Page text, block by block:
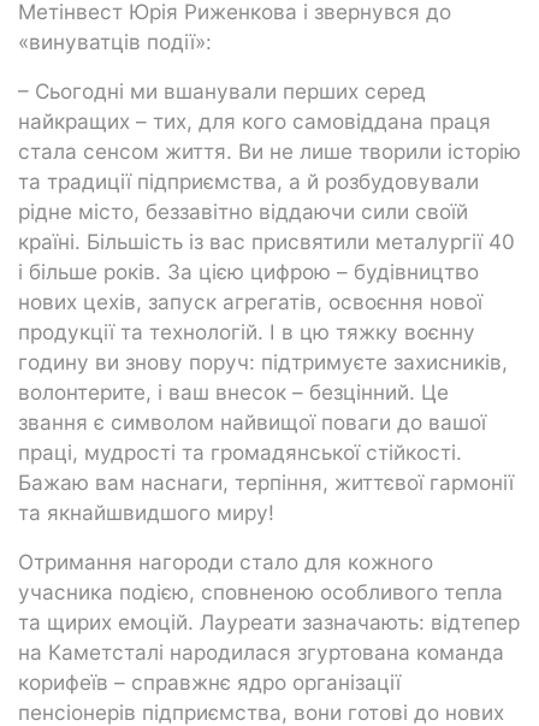
Метінвест Юрія Риженкова і звернувся до
«винуватців події»:
– Сьогодні ми вшанували перших серед
найкращих – тих, для кого самовіддана праця
стала сенсом життя. Ви не лише творили історію
та традиції підприємства, а й розбудовували
рідне місто, беззавітно віддаючи сили своїй
країні. Більшість із вас присвятили металургії 40
і більше років. За цією цифрою – будівництво
нових цехів, запуск агрегатів, освоєння нової
продукції та технологій. І в цю тяжку воєнну
годину ви знову поруч: підтримуєте захисників,
волонтерите, і ваш внесок – безцінний. Це
звання є символом найвищої поваги до вашої
праці, мудрості та громадянської стійкості.
Бажаю вам наснаги, терпіння, життєвої гармонії
та якнайшвидшого миру!
Отримання нагороди стало для кожного
учасника подією, сповненою особливого тепла
та щирих емоцій. Лауреати зазначають: відтепер
на Каметсталі народилася згуртована команда
корифеїв – справжнє ядро організації
пенсіонерів підприємства, вони готові до нових